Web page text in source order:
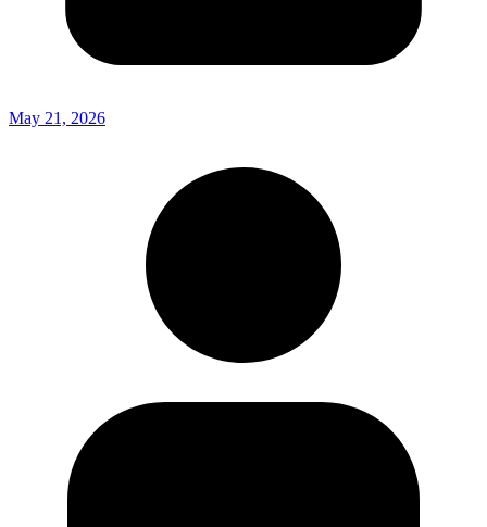
May 21, 2026